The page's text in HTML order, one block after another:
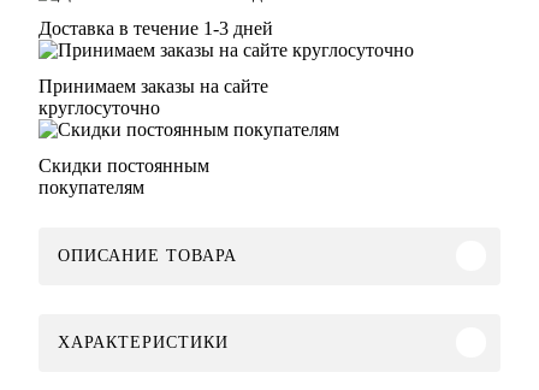
Доставка в течение 1-3 дней
Принимаем заказы на сайте
круглосуточно
Скидки постоянным
покупателям
ОПИСАНИЕ ТОВАРА
ХАРАКТЕРИСТИКИ